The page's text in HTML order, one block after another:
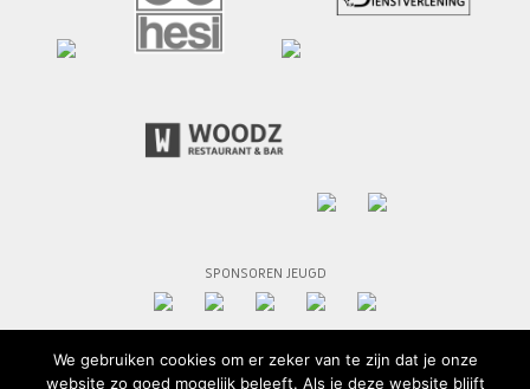
SPONSOREN JEUGD
We gebruiken cookies om er zeker van te zijn dat je onze
website zo goed mogelijk beleeft. Als je deze website blijft